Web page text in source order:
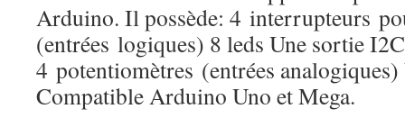
Arduino. Il possède: 4 interrupteurs
(entrées logiques) 8 leds Une sortie
4 potentiomètres (entrées
Compatible Arduino Uno et Mega.